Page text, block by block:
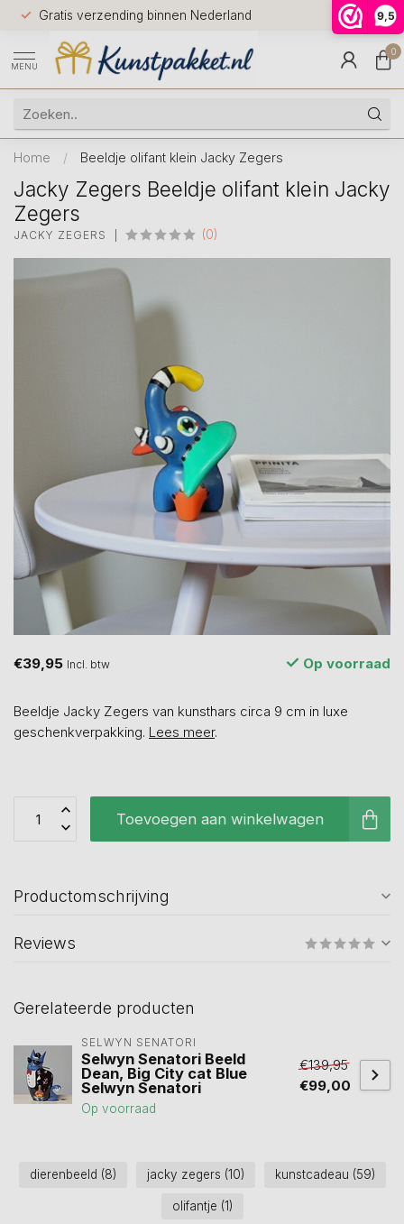
9,5
Gratis verzending binnen Nederland
Voor
huis
9.5
MENU
0
Home / Beeldje olifant klein Jacky Zegers
Jacky Zegers Beeldje olifant klein Jacky
Zegers
JACKY ZEGERS (0)
€39,95 Incl. btw Op voorraad
Beeldje Jacky Zegers van kunsthars circa 9 cm in luxe
geschenkverpakking. Lees meer.
Toevoegen aan winkelwagen
Productomschrijving
Reviews
Gerelateerde producten
SELWYN SENATORI
Selwyn Senatori Beeld
Dean, Big City cat Blue
Selwyn Senatori
Op voorraad
€139,95
€99,00
dierenbeeld (8) jacky zegers (10) kunstcadeau (59)
olifantje (1)